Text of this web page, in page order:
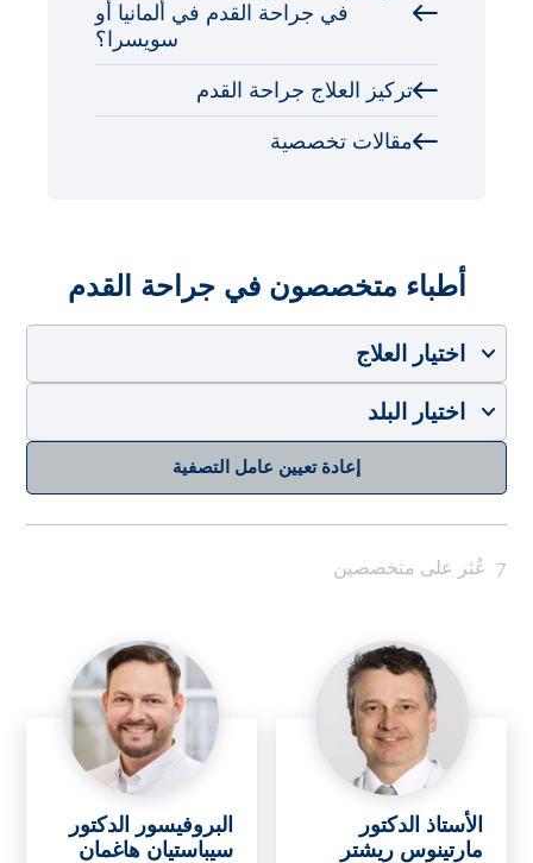
في جراحة القدم في ألمانيا أو
سويسرا؟
تركيز العلاج جراحة القدم
مقالات تخصصية
أطباء متخصصون في جراحة القدم
إعادة تعيين عامل التصفية
7 عُثر على متخصصين
البروفيسور الدكتور
سيباستيان هاغمان
الأستاذ الدكتور
مارتينوس ريشتر